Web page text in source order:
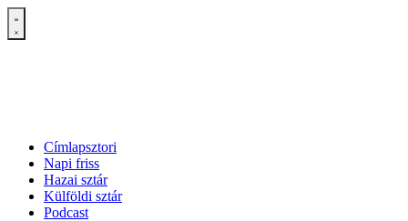
Címlapsztori
Napi friss
Hazai sztár
Külföldi sztár
Podcast